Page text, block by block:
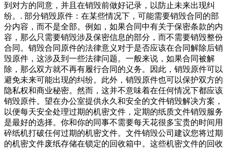
到对方的同意，并且在销毁前做好记录，以防止未来出现纠
纷。. 部分销毁原件：在某些情况下，可能需要销毁合同的部
分内容，而不是全部。例如，如果合同中有关于保密条款的内
容，那么只需要销毁涉及保密信息的部分，而不需要销毁整份
合同。销毁合同原件的法律意义对于是否应该在合同解除后销
毁原件，这涉及到一些法律问题。一般来说，如果合同被解
除，那么双方就不再有履行合同的义务。因此，销毁原件可以
避免未来可能出现的纠纷。此外，销毁原件也可以保护双方的
隐私权和商业秘密。然而，这并不意味着在任何情况下都应该
销毁原件。望在办公室提供永久和安全的文件销毁解决方案，
以便每天安全处理过期的机密文件，定期的纸质文件销毁服务
是最好的选择。你和你的同事不需要每天花很多宝贵的时间用
碎纸机打破任何过期的机密文件。文件销毁公司建议您将过期
的机密文件废纸存储在锁定的回收箱中。这些机密文件的回收